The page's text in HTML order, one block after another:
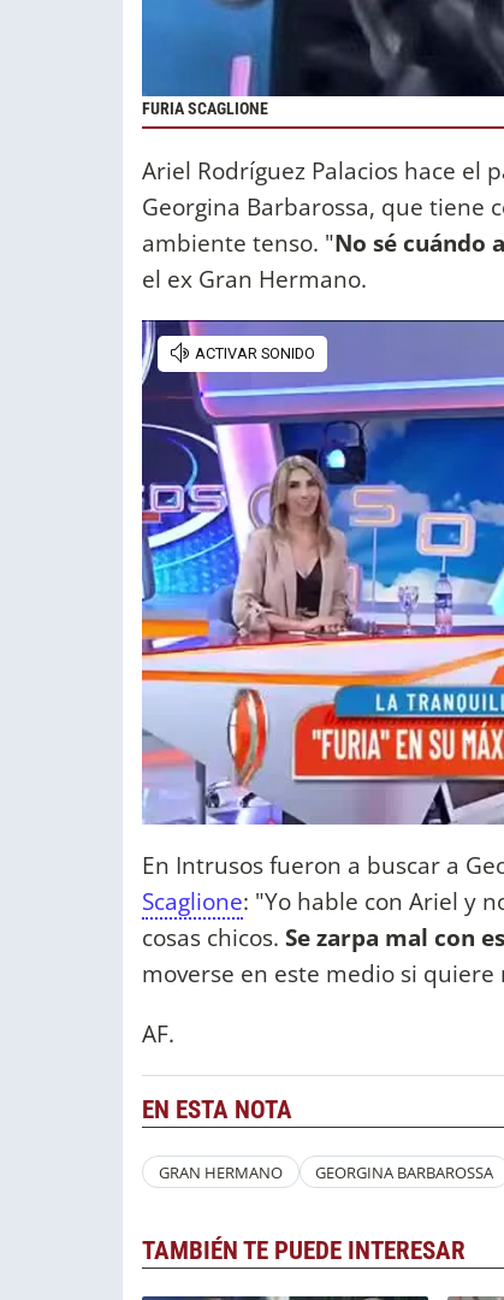
FURIA SCAGLIONE
Ariel Rodríguez Palacios hace el
Georgina Barbarossa, que tiene
ambiente tenso. "No sé cuándo
el ex Gran Hermano.
En Intrusos fueron a buscar a
Scaglione: "Yo hable con Ariel y
cosas chicos. Se zarpa mal con
moverse en este medio si
AF.
EN ESTA NOTA
GRAN HERMANO GEORGINA BARBAROSSA
TAMBIÉN TE PUEDE INTERESAR